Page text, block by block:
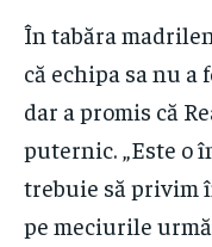
În tabăra
că echipa sa nu
dar a promis că
puternic. „Este o
trebuie să privim
pe meciurile